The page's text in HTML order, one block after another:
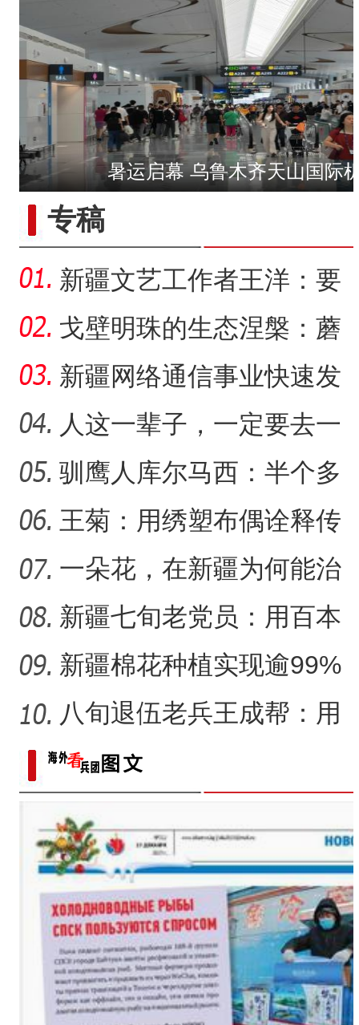
【与你为邻】三代巴基斯坦
【与你为邻】“中医文化”
暑运启幕 乌鲁木齐天山国际
航拍新疆：夏日伊宁市
专稿
新疆文艺工作者王洋：要
把美好的家乡唱给更多人
听
戈壁明珠的生态涅槃：蘑
菇湖水库的生态戍边战
新疆网络通信事业快速发
展 拉近世界与新疆距离
人这一辈子，一定要去一
趟新星市！
驯鹰人库尔马西：半个多
世纪的传统文化守望
王菊：用绣塑布偶诠释传
统符号与技艺
一朵花，在新疆为何能治
沙又致富？
新疆七旬老党员：用百本
日记记录村子半个多世纪
变
新疆棉花种植实现逾99%
机械化播种
八旬退伍老兵王成帮：用
半生光阴为城市披绿装